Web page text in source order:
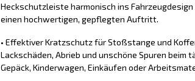
Heckschutzleiste harmonisch ins
einen hochwertigen, gepflegten Auftritt.
• Effektiver Kratzschutz für Stoßstange und
Lackschäden, Abrieb und unschöne Spuren beim
Gepäck, Kinderwagen, Einkäufen oder